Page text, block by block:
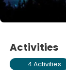
Activities
4 Activities